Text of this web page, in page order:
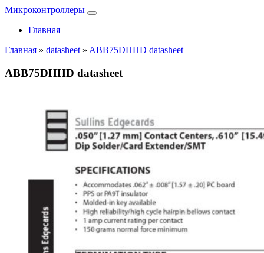
Микроконтроллеры
Главная
Главная » datasheet » ABB75DHHD datasheet
ABB75DHHD datasheet